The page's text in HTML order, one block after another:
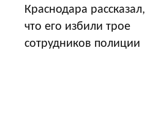
Краснодара рассказал,
что его избили трое
сотрудников полиции